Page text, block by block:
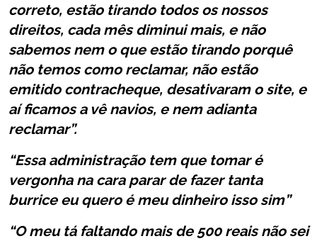
correto, estão tirando todos os nossos
direitos, cada mês diminui mais, e não
sabemos nem o que estão tirando porquê
não temos como reclamar, não estão
emitido contracheque, desativaram o site, e
aí ficamos a vê navios, e nem adianta
reclamar”.
“Essa administração tem que tomar é
vergonha na cara parar de fazer tanta
burrice eu quero é meu dinheiro isso sim”
“O meu tá faltando mais de 500 reais não sei